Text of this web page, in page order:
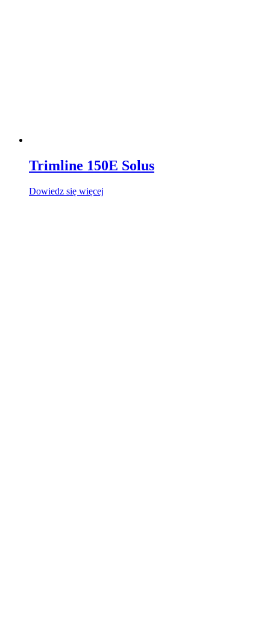
Trimline 150E Solus
Dowiedz się więcej